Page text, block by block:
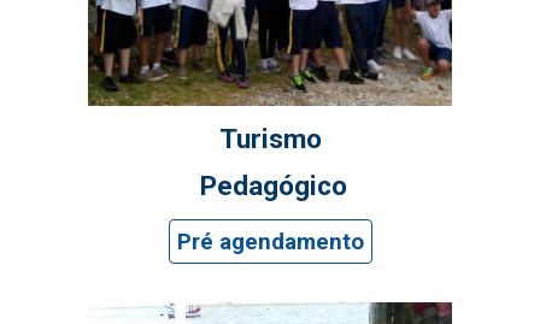
Turismo
Pedagógico
Pré agendamento